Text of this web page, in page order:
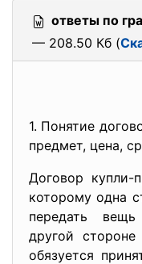
ответы по
— 208.50 Кб (
1. Понятие
предмет, цена,
Договор
которому одна
передать
другой стороне
обязуется